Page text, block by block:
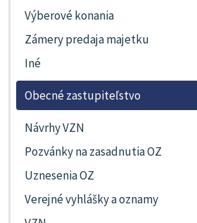
Výberové konania
Zámery predaja majetku
Iné
Obecné zastupiteľstvo
Návrhy VZN
Pozvánky na zasadnutia OZ
Uznesenia OZ
Verejné vyhlášky a oznamy